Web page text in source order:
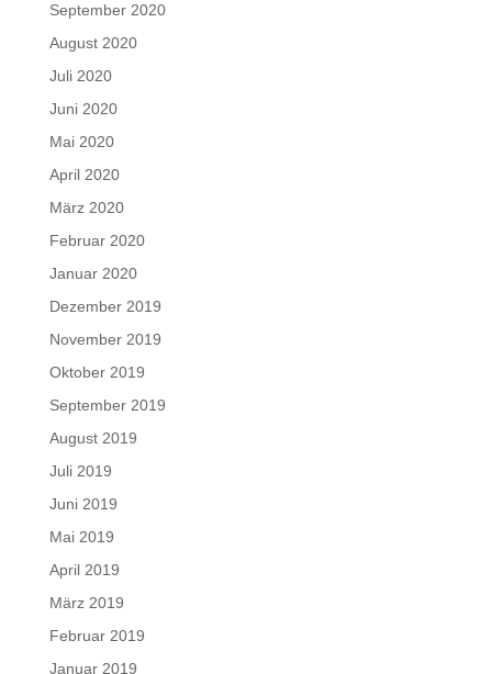
September 2020
August 2020
Juli 2020
Juni 2020
Mai 2020
April 2020
März 2020
Februar 2020
Januar 2020
Dezember 2019
November 2019
Oktober 2019
September 2019
August 2019
Juli 2019
Juni 2019
Mai 2019
April 2019
März 2019
Februar 2019
Januar 2019